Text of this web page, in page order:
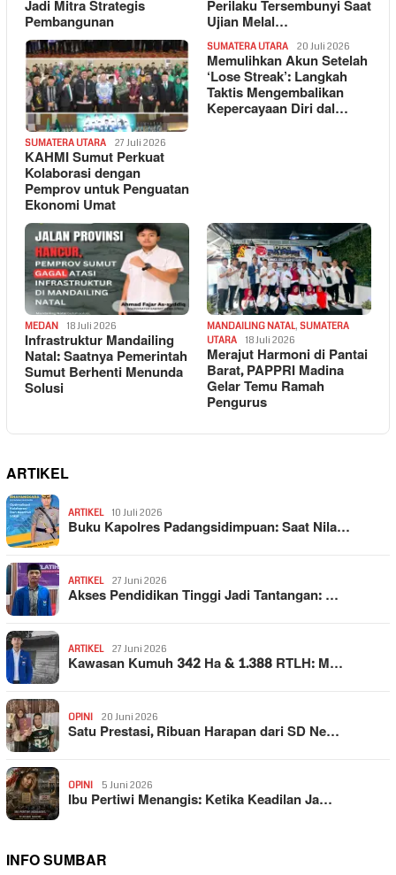
Jadi Mitra Strategis
Pembangunan
Perilaku Tersembunyi Saat
Ujian Melal…
SUMATERA UTARA 27 Juli 2026
KAHMI Sumut Perkuat
Kolaborasi dengan
Pemprov untuk Penguatan
Ekonomi Umat
SUMATERA UTARA 20 Juli 2026
Memulihkan Akun Setelah
‘Lose Streak’: Langkah
Taktis Mengembalikan
Kepercayaan Diri dal…
MEDAN 18 Juli 2026
Infrastruktur Mandailing
Natal: Saatnya Pemerintah
Sumut Berhenti Menunda
Solusi
MANDAILING NATAL, SUMATERA
UTARA
18 Juli 2026
Merajut Harmoni di Pantai
Barat, PAPPRI Madina
Gelar Temu Ramah
Pengurus
ARTIKEL
ARTIKEL 10 Juli 2026
Buku Kapolres Padangsidimpuan: Saat Nila…
ARTIKEL 27 Juni 2026
Akses Pendidikan Tinggi Jadi Tantangan: …
ARTIKEL 27 Juni 2026
Kawasan Kumuh 342 Ha & 1.388 RTLH: M…
OPINI 20 Juni 2026
Satu Prestasi, Ribuan Harapan dari SD Ne…
OPINI 5 Juni 2026
Ibu Pertiwi Menangis: Ketika Keadilan Ja…
INFO SUMBAR